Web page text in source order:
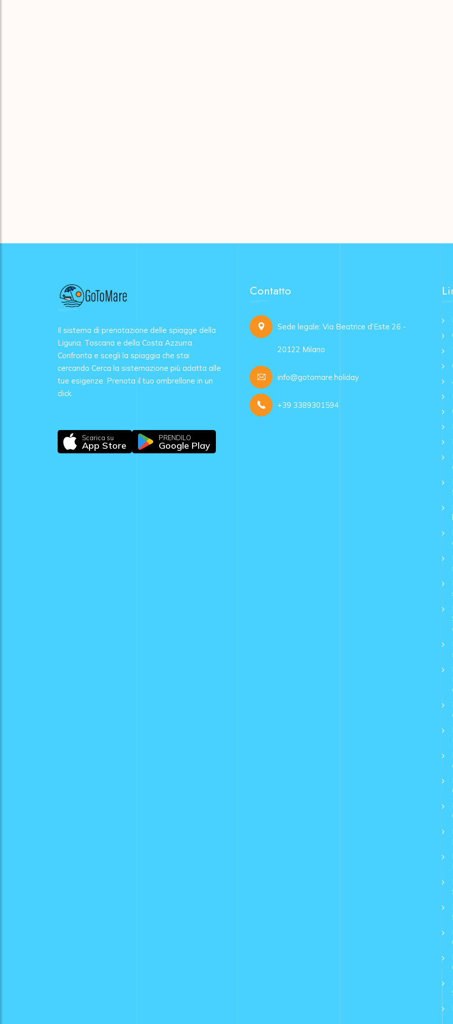
Il sistema di prenotazione delle spiagge della
Liguria, Toscana e della Costa Azzurra.
Confronta e scegli la spiaggia che stai
cercando Cerca la sistemazione più adatta alle
tue esigenze. Prenota il tuo ombrellone in un
click.
Scarica su
App Store
PRENDILO
Google Play
Contatto
Sede legale: Via Beatrice d'Este 26 -
20122 Milano
info@gotomare.holiday
+39 3389301594